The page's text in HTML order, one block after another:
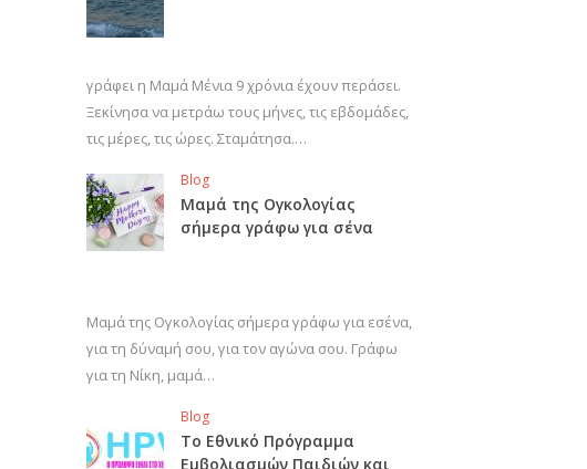
γράφει η Μαμά Μένια 9 χρόνια έχουν περάσει.
Ξεκίνησα να μετράω τους μήνες, τις εβδομάδες,
τις μέρες, τις ώρες. Σταμάτησα.…
Blog
Μαμά της Ογκολογίας
σήμερα γράφω για σένα
Μαμά της Ογκολογίας σήμερα γράφω για εσένα,
για τη δύναμή σου, για τον αγώνα σου. Γράφω
για τη Νίκη, μαμά…
Blog
Το Εθνικό Πρόγραμμα
Εμβολιασμών Παιδιών και